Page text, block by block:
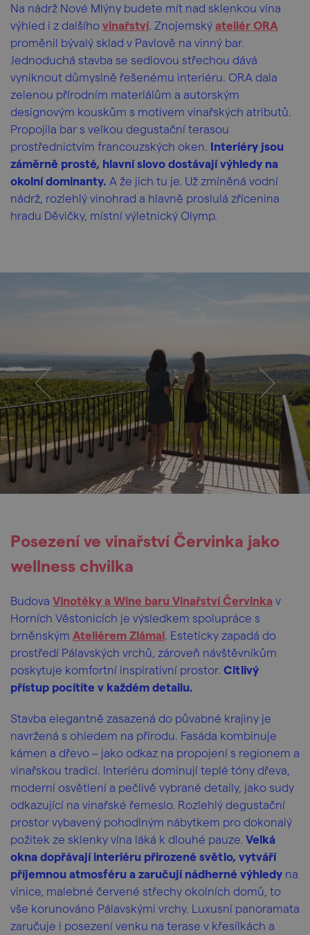
Na nádrž Nové Mlýny budete mít nad sklenkou vína
výhled i z dalšího vinařství. Znojemský ateliér ORA
proměnil bývalý sklad v Pavlově na vinný bar.
Jednoduchá stavba se sedlovou střechou dává
vyniknout důmyslně řešenému interiéru. ORA dala
zelenou přírodním materiálům a autorským
designovým kouskům s motivem vinařských atributů.
Propojila bar s velkou degustační terasou
prostřednictvím francouzských oken. Interiéry jsou
záměrně prosté, hlavní slovo dostávají výhledy na
okolní dominanty. A že jich tu je. Už zmíněná vodní
nádrž, rozlehlý vinohrad a hlavně proslulá zřícenina
hradu Děvičky, místní výletnický Olymp.
Posezení ve vinařství Červinka jako
wellness chvilka
Budova Vinotéky a Wine baru Vinařství Červinka v
Horních Věstonicích je výsledkem spolupráce s
brněnským Ateliérem Zlámal. Esteticky zapadá do
prostředí Pálavských vrchů, zároveň návštěvníkům
poskytuje komfortní inspirativní prostor. Citlivý
přístup pocítíte v každém detailu.
Stavba elegantně zasazená do půvabné krajiny je
navržená s ohledem na přírodu. Fasáda kombinuje
kámen a dřevo – jako odkaz na propojení s regionem a
vinařskou tradicí. Interiéru dominují teplé tóny dřeva,
moderní osvětlení a pečlivě vybrané detaily, jako sudy
odkazující na vinařské řemeslo. Rozlehlý degustační
prostor vybavený pohodlným nábytkem pro dokonalý
požitek ze sklenky vína láká k dlouhé pauze. Velká
okna dopřávají interiéru přirozené světlo, vytváří
příjemnou atmosféru a zaručují nádherné výhledy na
vinice, malebné červené střechy okolních domů, to
vše korunováno Pálavskými vrchy. Luxusní panoramata
zaručuje i posezení venku na terase v křesílkách a